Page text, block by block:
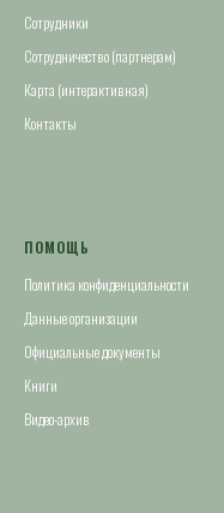
Сотрудники
Сотрудничество (партнерам)
Карта (интерактивная)
Контакты
ПОМОЩЬ
Политика конфиденциальности
Данные организации
Официальные документы
Книги
Видео-архив